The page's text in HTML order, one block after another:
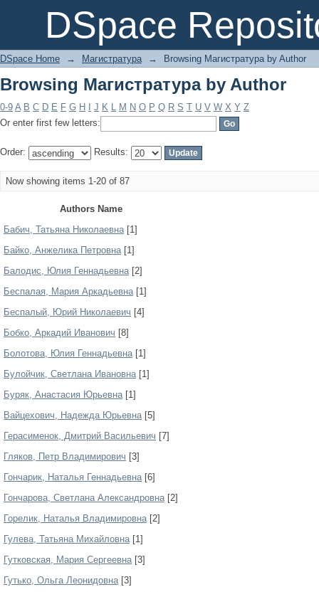
DSpace
Browsing Магистратура by Author
DSpace Home → Магистратура → Browsing Магистратура by Author
Browsing Магистратура by Author
0-9 A B C D E F G H J K L M N O P Q R S T U V W X Y Z
Or enter first few letters:
Order: Results:
Now showing items 1-20 of 87
Authors Name
Бабич, Татьяна Николаевна[1]
Байко, Анжелика Петровна[1]
Балодис, Юлия Геннадьевна[2]
Беспалая, Мария Аркадьевна[1]
Беспалый, Юрий Николаевич [4]
Бобко, Аркадий Иванович [8]
Болотова, Юлия Геннадьевна[1]
Булойчик, Светлана Ивановна[1]
Буряк, Анастасия Юрьевна[1]
Вайцехович, Надежда Юрьевна[5]
Герасименок, Дмитрий Васильевич [7]
Гляков, Петр Владимирович [3]
Гончарик, Наталья Геннадьевна[6]
Гончарова, Светлана Александровна[2]
Горелик, Наталья Владимировна[2]
Гулева, Татьяна Михайловна[1]
Гутковская, Мария Сергеевна[3]
Гутько, Ольга Леонидовна[3]